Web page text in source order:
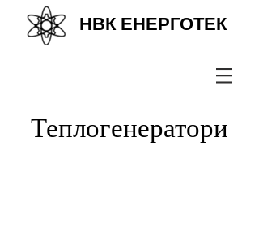
НВК ЕНЕРГОТЕК
Теплогенератори